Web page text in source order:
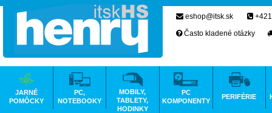
eshop@itsk.sk
Často kladené otázky
JARNÉ
POMÔCKY
PC,
NOTEBOOKY
MOBILY,
TABLETY,
HODINKY
PC
KOMPONENTY
PERIFÉRIE